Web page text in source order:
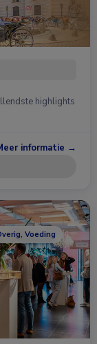
highlights
informatie →
Voeding